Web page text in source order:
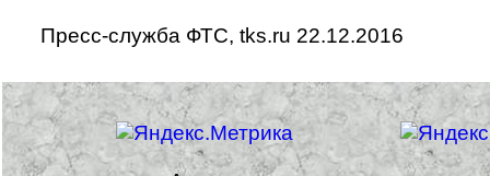
Пресс-служба ФТС, tks.ru 22.12.2016